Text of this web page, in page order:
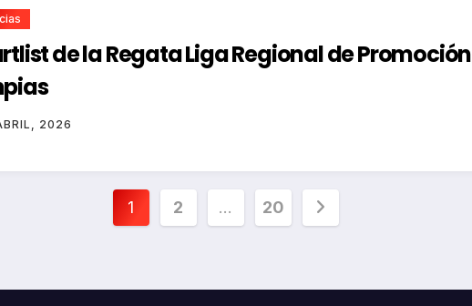
de la Regata Liga Regional de Promoción
2026
Paginación
entradas
1 2 … 20